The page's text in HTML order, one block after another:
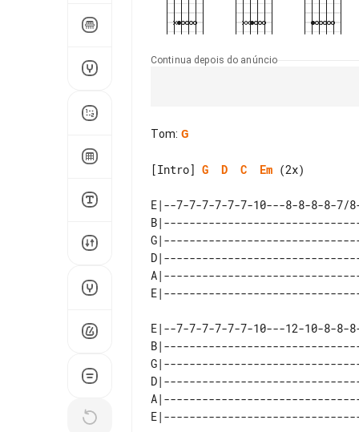
Continua depois do anúncio
Tom: G
[Intro] G D C Em (2x)
E|--7-7-7-7-7-7-10---8-8-8-8-
E|--7-7-7-7-7-7-10---12-10-8-